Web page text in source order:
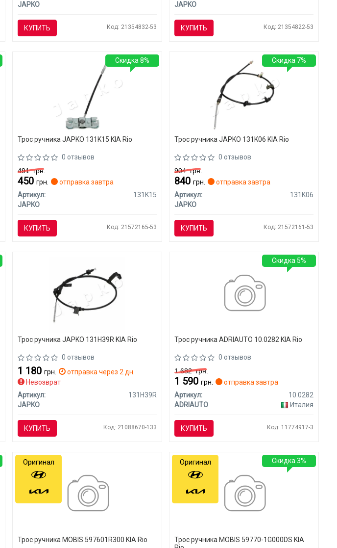
JAPKO
КУПИТЬ Код: 21354832-53
JAPKO
КУПИТЬ Код: 21354822-53
Трос ручника JAPKO 131K15 KIA Rio
0 отзывов
491грн.
450грн.
отправка завтра
Артикул:
131K15
JAPKO
КУПИТЬ Код: 21572165-53
Скидка 8%
Трос ручника JAPKO 131K06 KIA Rio
0 отзывов
904грн.
840грн.
отправка завтра
Артикул:
131K06
JAPKO
КУПИТЬ Код: 21572161-53
Скидка 7%
Трос ручника JAPKO 131H39R KIA Rio
0 отзывов
1 180грн.
отправка через 2 дн.
Невозврат
Артикул:
131H39R
JAPKO
КУПИТЬ Код: 21088670-133
Трос ручника ADRIAUTO 10.0282 KIA Rio
0 отзывов
1 682грн.
1 590грн.
отправка завтра
Артикул:
10.0282
ADRIAUTO
Италия
КУПИТЬ Код: 11774917-3
Скидка 5%
Трос ручника MOBIS 597601R300 KIA Rio
Оригинал
Трос ручника MOBIS 59770-1G000DS KIA
Скидка 3%
Оригинал